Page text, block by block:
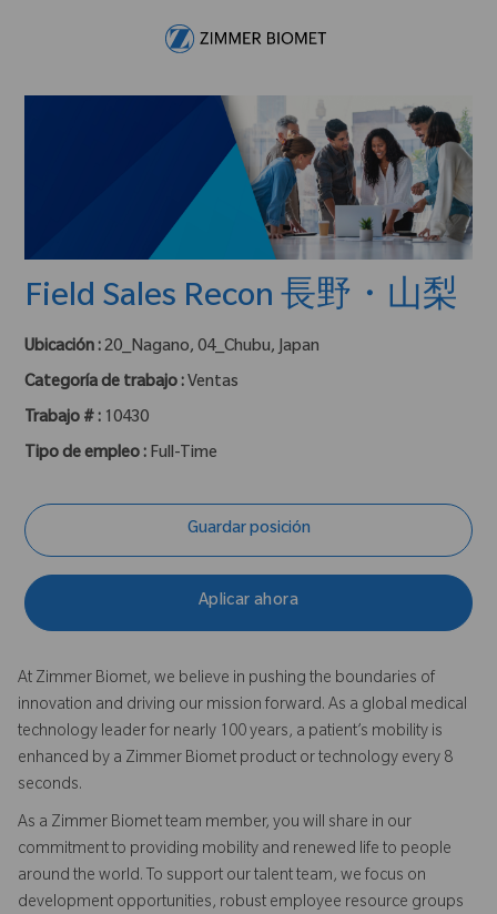
Field Sales Recon 長野・山梨
Ubicación : 20_Nagano, 04_Chubu, Japan
Categoría de trabajo : Ventas
Trabajo # : 10430
Tipo de empleo : Full-Time
Guardar posición
Aplicar ahora
At Zimmer Biomet, we believe in pushing the boundaries of
innovation and driving our mission forward. As a global medical
technology leader for nearly 100 years, a patient’s mobility is
enhanced by a Zimmer Biomet product or technology every 8
seconds.
As a Zimmer Biomet team member, you will share in our
commitment to providing mobility and renewed life to people
around the world. To support our talent team, we focus on
development opportunities, robust employee resource groups